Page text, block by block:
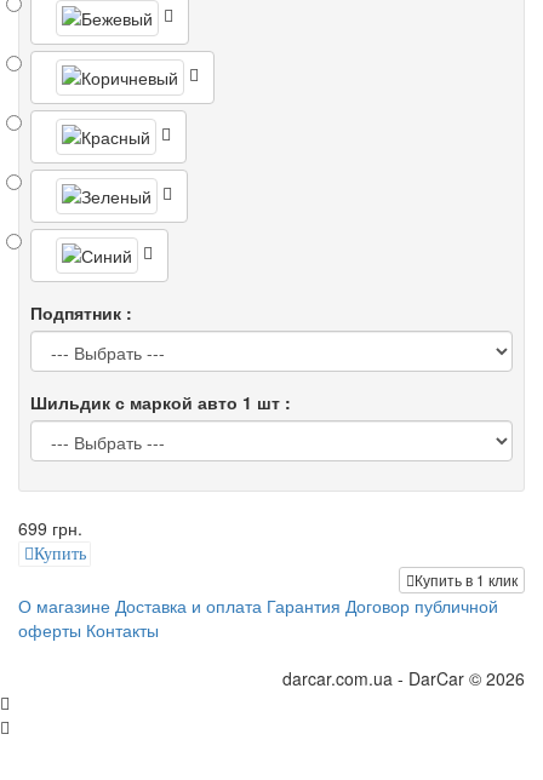
Подпятник :
Шильдик с маркой авто 1 шт :
699 грн.
Купить
Купить в 1 клик
О магазине Доставка и оплата Гарантия Договор публичной
оферты Контакты
darcar.com.ua - DarCar © 2026